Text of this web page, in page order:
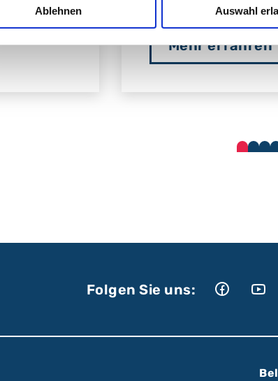
Ablehnen Auswahl
Mehr erfahren
Folgen Sie uns: